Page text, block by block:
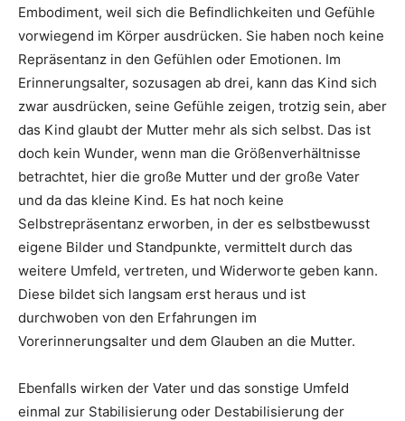
Embodiment, weil sich die Befindlichkeiten und Gefühle
vorwiegend im Körper ausdrücken. Sie haben noch keine
Repräsentanz in den Gefühlen oder Emotionen. Im
Erinnerungsalter, sozusagen ab drei, kann das Kind sich
zwar ausdrücken, seine Gefühle zeigen, trotzig sein, aber
das Kind glaubt der Mutter mehr als sich selbst. Das ist
doch kein Wunder, wenn man die Größenverhältnisse
betrachtet, hier die große Mutter und der große Vater
und da das kleine Kind. Es hat noch keine
Selbstrepräsentanz erworben, in der es selbstbewusst
eigene Bilder und Standpunkte, vermittelt durch das
weitere Umfeld, vertreten, und Widerworte geben kann.
Diese bildet sich langsam erst heraus und ist
durchwoben von den Erfahrungen im
Vorerinnerungsalter und dem Glauben an die Mutter.
Ebenfalls wirken der Vater und das sonstige Umfeld
einmal zur Stabilisierung oder Destabilisierung der